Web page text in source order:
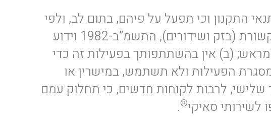
התקנון וכי תפעל על פיהם, בתום לב, ולפי
כל הוראות החוק הרלוונטיות, לרבות חוק הגנת הפרטיות, התשמ”א-1981 וחוק התקשורת (בזק ושידורים), התשמ”ב-1982 וידוע
(ב) אין בהשתתפותך בפעילות זה כדי
הפעילות ולא תשתמש, במישרין או
שלישי, לרבות לקוחות חדשים, כי תחלוק עמם
לשירותי סאיקי®
.